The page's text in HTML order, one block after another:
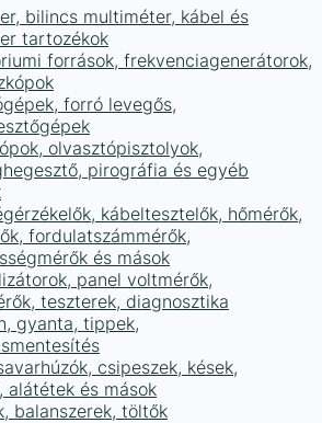
bilincs multiméter, kábel és
tartozékok
források, frekvenciagenerátorok,
forró levegős,
olvasztópisztolyok,
pirográfia és egyéb
kábeltesztelők, hőmérők,
fordulatszámmérők,
és mások
panel voltmérők,
teszterek, diagnosztika
gyanta, tippek,
csipeszek, kések,
alátétek és mások
balanszerek, töltők